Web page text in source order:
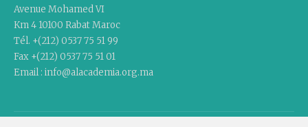
Avenue Mohamed VI
Km 4 10100 Rabat Maroc
Tél. +(212) 0537 75 51 99
Fax +(212) 0537 75 51 01
Email : info@alacademia.org.ma